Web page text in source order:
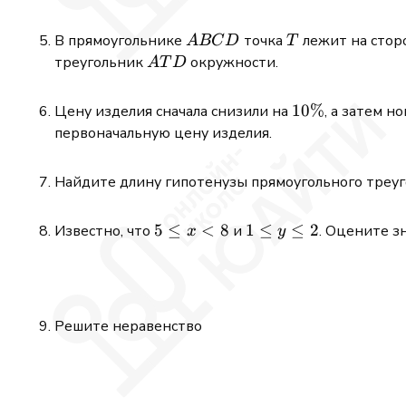
В прямоугольнике ABCD
ABCD точка T
T лежит на
треугольникATD
AT D окружности.
Цену изделия сначала снизили на 10\%
10%, а затем
первоначальную цену изделия.
Найдите длину гипотенузы прямоугольного
Известно, что 5
5 ≤ x < 8 и 1
1 ≤ y ≤ 2. Оцените
Решите неравенство